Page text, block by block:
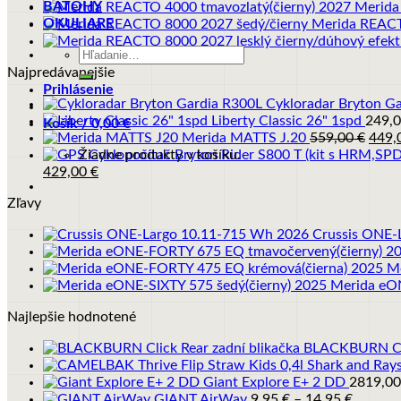
BATOHY
OKULIARE
Hľadať:
Prihlásenie
Košík /0,00€
Žiadne produkty v košíku.
Merida
Najpredávanejšie
Cykloradar Bryton
Liberty Classic 26" 1spd
Merida MATTS J.20 559,00€
cena
Pôvodná
429,00 €Aktuálna
Zľavy
Crussis
Merida
Najlepšie hodnotené
BLACKBURN
Giant Explore E+ 2 DD 2819,00